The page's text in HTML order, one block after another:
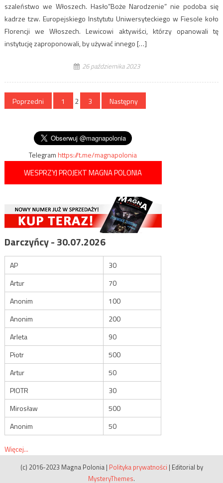
szaleństwo we Włoszech. Hasło”Boże Narodzenie” nie podoba się
kadrze tzw. Europejskiego Instytutu Uniwersyteckiego w Fiesole koło
Florencji we Włoszech. Lewicowi aktywiści, którzy opanowali tę
instytucję zaproponowali, by używać innego […]
26 października 2023
Stronicowanie
Poprzedni 1 2 3 Następny
Telegramhttps://t.me/magnapolonia
WESPRZYJ PROJEKT MAGNA POLONIA
Darczyńcy - 30.07.2026
AP
30
Artur
70
Anonim
100
Anonim
200
Arleta
90
Piotr
500
Artur
50
PIOTR
30
Mirosław
500
Anonim
50
Więcej...
(c) 2016-2023 Magna Polonia | Polityka prywatności | Editorial by
MysteryThemes.